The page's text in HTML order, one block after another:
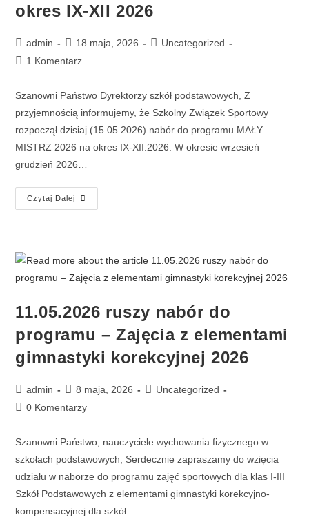
okres IX-XII 2026
admin 18 maja, 2026
Uncategorized
1 Komentarz
Szanowni Państwo Dyrektorzy szkół podstawowych, Z
przyjemnością informujemy, że Szkolny Związek Sportowy
rozpoczął dzisiaj (15.05.2026) nabór do programu MAŁY
MISTRZ 2026 na okres IX-XII.2026. W okresie wrzesień –
grudzień 2026…
Czytaj Dalej
11.05.2026 ruszy nabór do
programu – Zajęcia z elementami
gimnastyki korekcyjnej 2026
admin 8 maja, 2026
Uncategorized
0 Komentarzy
Szanowni Państwo, nauczyciele wychowania fizycznego w
szkołach podstawowych, Serdecznie zapraszamy do wzięcia
udziału w naborze do programu zajęć sportowych dla klas I-III
Szkół Podstawowych z elementami gimnastyki korekcyjno-
kompensacyjnej dla szkół…